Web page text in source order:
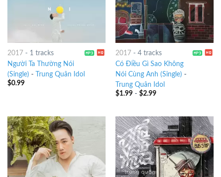
2017- 1 tracks
Người Ta Thường Nói
(Single) -
Trung Quân Idol
$0.99
2017- 4 tracks
Có Điều Gì Sao Không
Nói Cùng Anh (Single) -
Trung Quân Idol
$1.99- $2.99